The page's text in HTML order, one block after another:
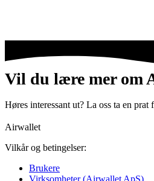
Vil du lære mer om
Høres interessant ut? La oss ta en prat
Airwallet
Vilkår og betingelser:
Brukere
Virksomheter (Airwallet ApS)